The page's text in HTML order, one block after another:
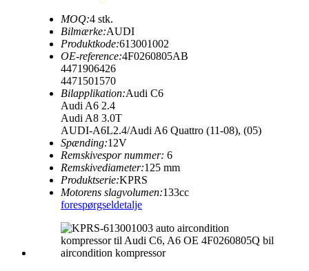
MOQ:4 stk.
Bilmærke:AUDI
Produktkode:613001002
OE-reference:4F0260805AB
4471906426
4471501570
Bilapplikation:Audi C6
Audi A6 2.4
Audi A8 3.0T
AUDI-A6L2.4/Audi A6 Quattro (11-08), (05)
Spænding:12V
Remskivespor nummer: 6
Remskivediameter:125 mm
Produktserie:KPRS
Motorens slagvolumen:133cc
forespørgseldetalje